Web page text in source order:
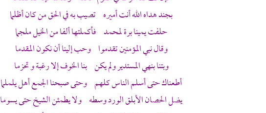
بجند هداه الله أنت أميره تصيب به في الحق من كان أظلما
حلفت يمينا برةلمحمد فأكملتها ألفا من الخيل ملجما
وقال نبي المؤمنين تقدموا وحب إلينا أن نكون المقدما
وبتنا بنهي المستدير ولم يكن بنا الخوف إلا رغبة و تحزما
أطعناك حتى أسلم الناس كلهم وحتى صبحنا الجمع أهل يلملما
يضل الحصان الأبلق الورد وسطه ولا يطمئن الشيخ حتى يسوما